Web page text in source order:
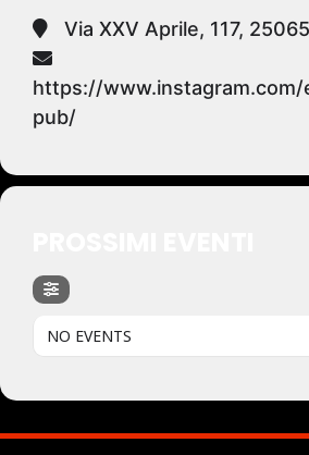
Via XXV Aprile, 117,
https://
pub/
NO EVENTS